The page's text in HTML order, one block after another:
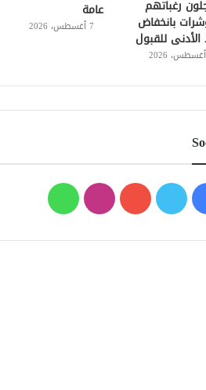
رغباتهم
بانخفاض
الأدنى للقبول
عامة
7 أغسطس، 2026
فيسبوك
تويتر يوتيوبانستقرامواتساب